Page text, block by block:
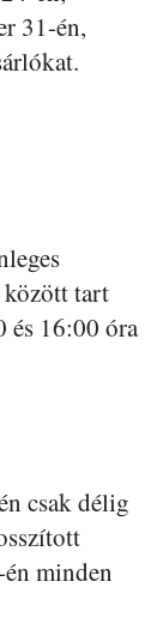
31-én,
között tart
és 16:00 óra
csak délig
minden